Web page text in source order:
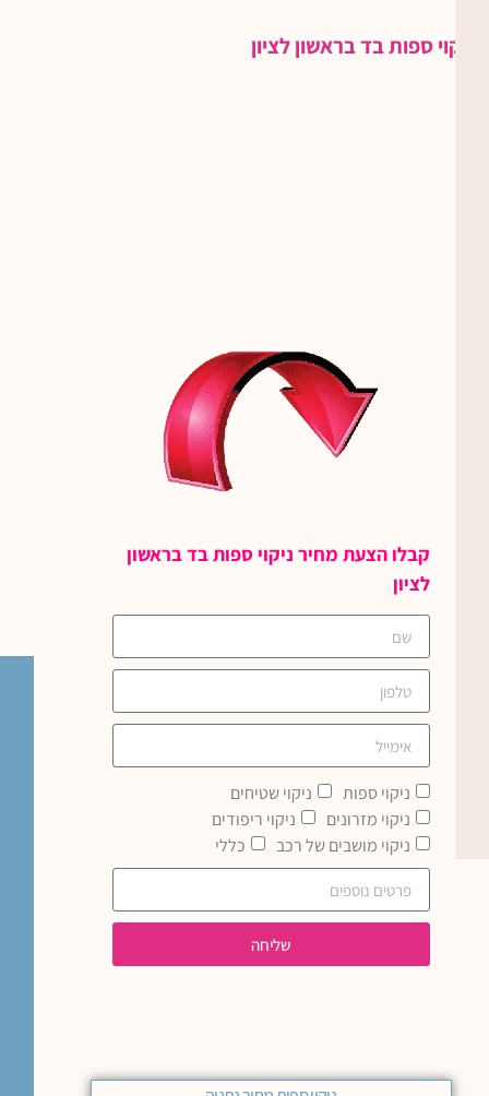
ניקוי ספות בד בראשון לציון
קבלו הצעת מחיר ניקוי ספות בד בראשון
לציון
ניקוי ספות
ניקוי שטיחים
ניקוי מזרונים
ניקוי ריפודים
ניקוי מושבים של רכב
כללי
שליחה